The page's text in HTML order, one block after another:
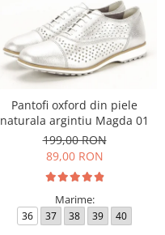
Pantofi oxford din piele
naturala argintiu Magda 01
199,00 RON
89,00 RON
Marime:
36 37 38 39 40